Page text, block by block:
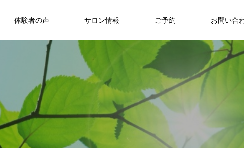
体験者の声 サロン情報 ご予約 お問い合